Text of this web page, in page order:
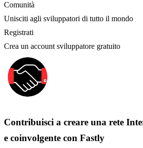
Comunità
Unisciti agli sviluppatori di tutto il mondo
Registrati
Crea un account sviluppatore gratuito
Contribuisci a creare una rete
e coinvolgente con Fastly